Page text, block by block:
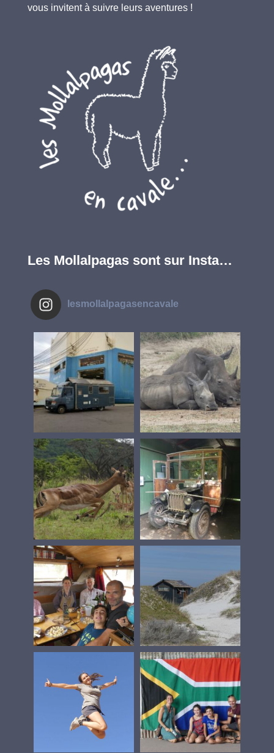
vous invitent à suivre leurs aventures !
Les Mollalpagas sont sur Insta…
lesmollalpagasencavale